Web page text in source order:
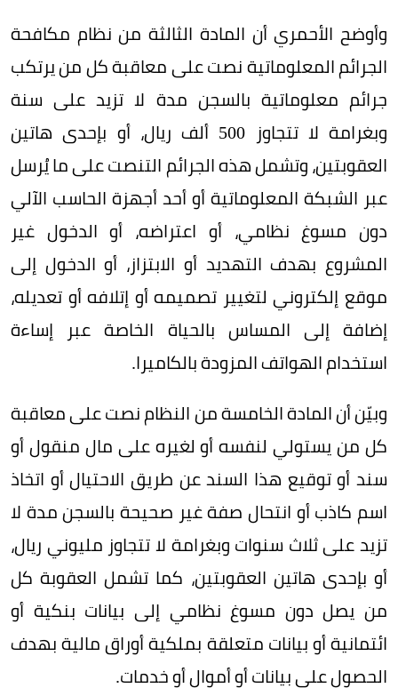
وأوضح الأحمري أن المادة الثالثة من نظام مكافحة
الجرائم المعلوماتية نصت على معاقبة كل من يرتكب
جرائم معلوماتية بالسجن مدة لا تزيد على سنة
وبغرامة لا تتجاوز 500 ألف ريال، أو بإحدى هاتين
العقوبتين، وتشمل هذه الجرائم التنصت على ما يُرسل
عبر الشبكة المعلوماتية أو أحد أجهزة الحاسب الآلي
دون مسوغ نظامي، أو اعتراضه، أو الدخول غير
المشروع بهدف التهديد أو الابتزاز، أو الدخول إلى
موقع إلكتروني لتغيير تصميمه أو إتلافه أو تعديله،
إضافة إلى المساس بالحياة الخاصة عبر إساءة
استخدام الهواتف المزودة بالكاميرا.
وبيّن أن المادة الخامسة من النظام نصت على معاقبة
كل من يستولي لنفسه أو لغيره على مال منقول أو
سند أو توقيع هذا السند عن طريق الاحتيال أو اتخاذ
اسم كاذب أو انتحال صفة غير صحيحة بالسجن مدة لا
تزيد على ثلاث سنوات وبغرامة لا تتجاوز مليوني ريال،
أو بإحدى هاتين العقوبتين، كما تشمل العقوبة كل
من يصل دون مسوغ نظامي إلى بيانات بنكية أو
ائتمانية أو بيانات متعلقة بملكية أوراق مالية بهدف
الحصول على بيانات أو أموال أو خدمات.